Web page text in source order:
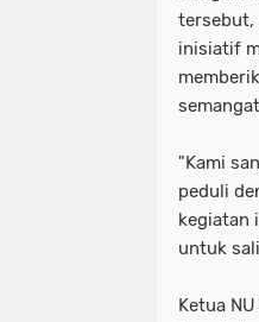
tersebut,
inisiatif
"Kami
peduli
kegiatan
untuk
Ketua